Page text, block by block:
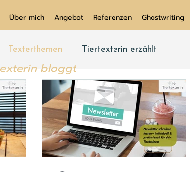
Über mich Angebot Referenzen Ghostwriting
Texterthemen Tiertexterin erzählt
bloggt